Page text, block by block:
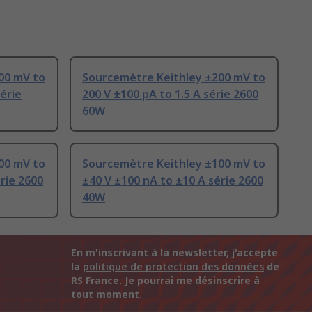
mV to
Sourcemètre Keithley ±200 mV to
200 V ±100 pA to 1.5 A série 2600
60W
mV to
2600
Sourcemètre Keithley ±100 mV to
±40 V ±100 nA to ±10 A série 2600
40W
En m'inscrivant à la newsletter, j'accepte
la politique de protection des données de
RS France. Je pourrai me désinscrire à
tout moment.